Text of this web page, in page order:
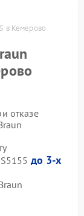
в Кемерово
отказе
до 3-х